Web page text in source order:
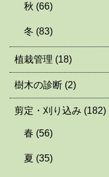
秋 (66)
冬 (83)
植栽管理 (18)
樹木の診断 (2)
剪定・刈り込み (182)
春 (56)
夏 (35)